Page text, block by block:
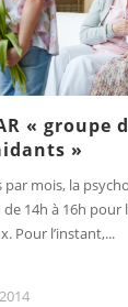
« groupe
»
par mois, la
14h à 16h pour
Pour l’instant,...